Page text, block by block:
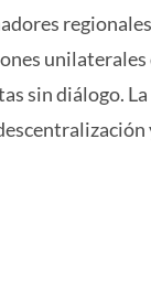
sin diálogo.